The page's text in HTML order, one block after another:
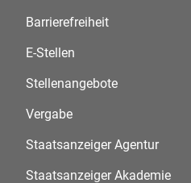
Barrierefreiheit
E-Stellen
Stellenangebote
Vergabe
Staatsanzeiger Agentur
Staatsanzeiger Akademie